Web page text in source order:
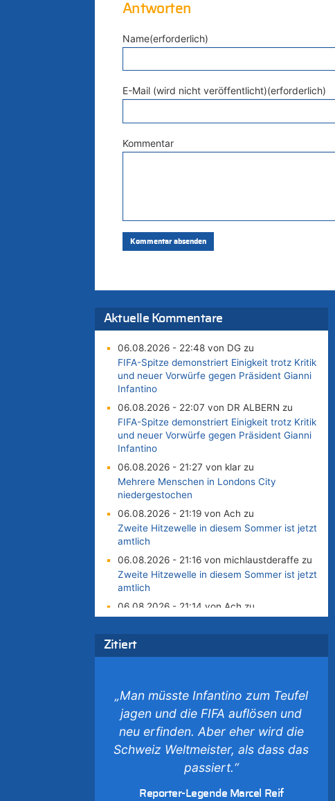
Antworten
Name(erforderlich)
E-Mail (wird nicht veröffentlicht)(erforderlich)
Kommentar
Aktuelle Kommentare
06.08.2026 - 22:48 von DG zu
FIFA-Spitze demonstriert Einigkeit trotz Kritik
und neuer Vorwürfe gegen Präsident Gianni
Infantino
06.08.2026 - 22:07 von DR ALBERN zu
FIFA-Spitze demonstriert Einigkeit trotz Kritik
und neuer Vorwürfe gegen Präsident Gianni
Infantino
06.08.2026 - 21:27 von klar zu
Mehrere Menschen in Londons City
niedergestochen
06.08.2026 - 21:19 von Ach zu
Zweite Hitzewelle in diesem Sommer ist jetzt
amtlich
06.08.2026 - 21:16 von michlaustderaffe zu
Zweite Hitzewelle in diesem Sommer ist jetzt
amtlich
06.08.2026 - 21:14 von Ach zu
Pferdesports – Belgien setzt bei Reit-WM auf
starke Springreiter
wie noch nie
06.08.2026 - 20:35 von Wolfgang2 zu
Zurück an den Rhein: Hendrich wechselt
zum 1. FC Köln
06.08.2026 - 20:16 von Panda46 zu
AS Eupen: „Keiner weiß, wohin die Reise
Zitiert
„Man müsste Infantino zum Teufel
jagen und die FIFA auflösen und
neu erfinden. Aber eher wird die
Schweiz Weltmeister, als dass das
passiert.“
Reporter-Legende Marcel Reif